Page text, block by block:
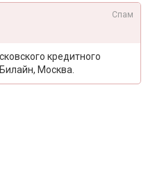
Спам
кредитного
Москва.